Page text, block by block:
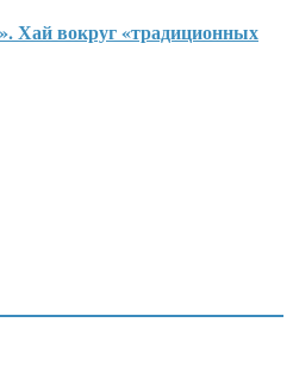
Хай вокруг «традиционных